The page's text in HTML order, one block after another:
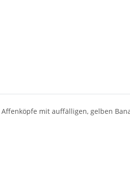
mit auffälligen, gelben